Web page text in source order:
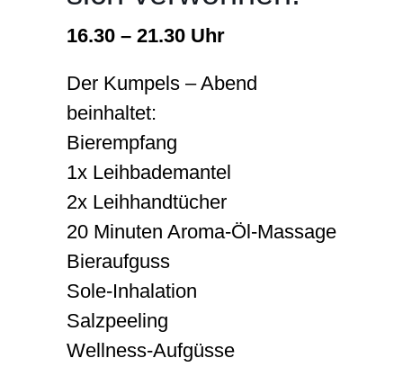
16.30 – 21.30 Uhr
Der Kumpels – Abend
beinhaltet:
Bierempfang
1x Leihbademantel
2x Leihhandtücher
20 Minuten Aroma-Öl-Massage
Bieraufguss
Sole-Inhalation
Salzpeeling
Wellness-Aufgüsse